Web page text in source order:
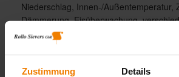
Zustimmung Details
Niederschlag, Innen-/Außentemperatur,
Dämmerung, Eisüberwachung,
Lüftungsfunktionen für motorisch